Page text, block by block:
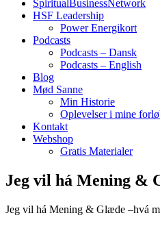
SpiritualBusinessNetwork
HSF Leadership
Power Energikort
Podcasts
Podcasts – Dansk
Podcasts – English
Blog
Mød Sanne
Min Historie
Oplevelser i mine
Kontakt
Webshop
Gratis Materialer
Jeg vil há Mening &
Jeg vil há Mening & Glæde –hvá